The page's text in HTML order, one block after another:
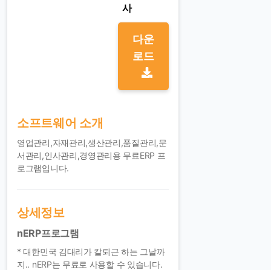
사
다운
로드
소프트웨어 소개
영업관리,자재관리,생산관리,품질관리,문
서관리,인사관리,경영관리용 무료ERP 프
로그램입니다.
상세정보
nERP프로그램
* 대한민국 김대리가 칼퇴근 하는 그날까
지.. nERP는 무료로 사용할 수 있습니다.